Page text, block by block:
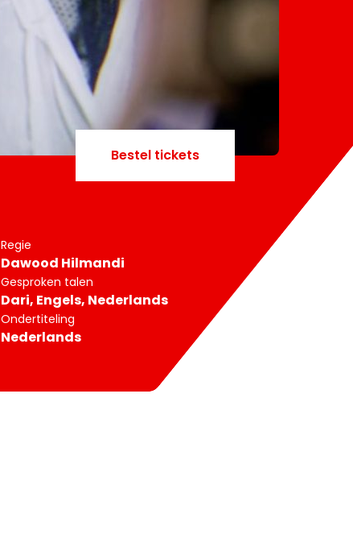
Bestel tickets
Regie
Dawood Hilmandi
Gesproken talen
Dari, Engels, Nederlands
Ondertiteling
Nederlands